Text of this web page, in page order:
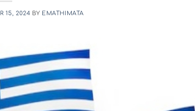
15, 2024 BY EMATHIMATA